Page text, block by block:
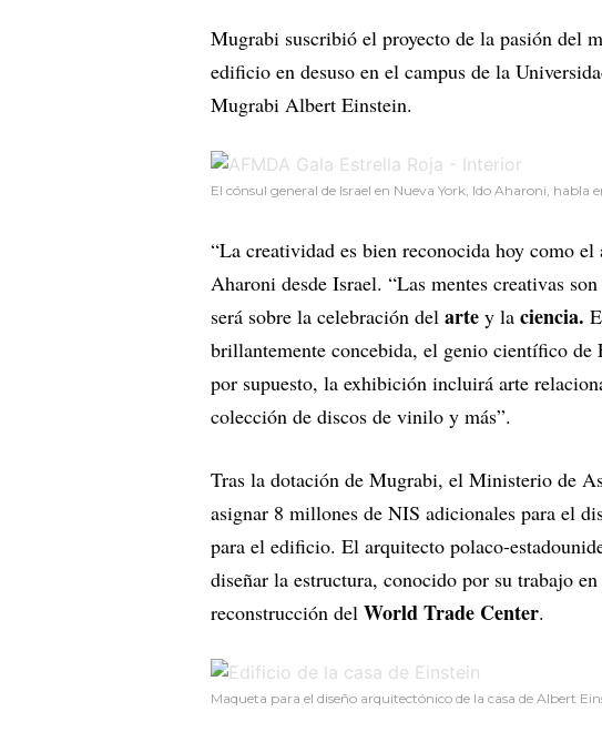
Mugrabi suscribió el proyecto de la pasión del
edificio en desuso en el campus de la
Mugrabi Albert Einstein.
El cónsul general de Israel en Nueva York, Ido Aharoni, habla
“La creatividad es bien reconocida hoy como
Aharoni desde Israel. “Las mentes creativas
será sobre la celebración del arte y la ciencia.
brillantemente concebida, el genio científico de
por supuesto, la exhibición incluirá arte
colección de discos de vinilo y más”.
Tras la dotación de Mugrabi, el Ministerio de
asignar 8 millones de NIS adicionales para el
para el edificio. El arquitecto polaco-
diseñar la estructura, conocido por su trabajo
reconstrucción del World Trade Center.
Maqueta para el diseño arquitectónico de la casa de Albert